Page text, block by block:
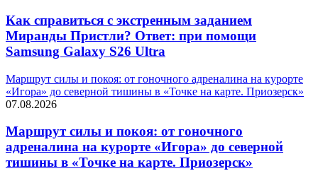
Как справиться с экстренным заданием
Миранды Пристли? Ответ: при помощи
Samsung Galaxy S26 Ultra
Маршрут силы и покоя: от гоночного адреналина на курорте
«Игора» до северной тишины в «Точке на карте. Приозерск»
07.08.2026
Маршрут силы и покоя: от гоночного
адреналина на курорте «Игора» до северной
тишины в «Точке на карте. Приозерск»